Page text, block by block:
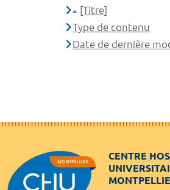
[Titre]
Type de contenu
Date de dernière
CENTRE